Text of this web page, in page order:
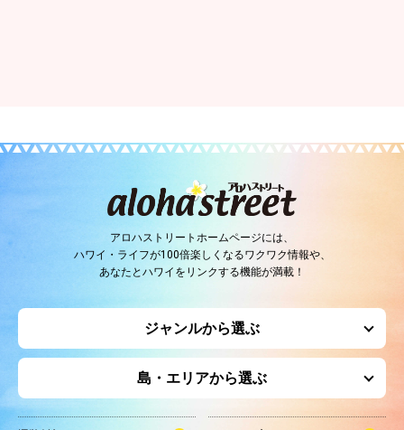
アロハストリートホームページには、
ハワイ・ライフが100倍楽しくなるワクワク情報や、
あなたとハワイをリンクする機能が満載！
ジャンルから選ぶ
島・エリアから選ぶ